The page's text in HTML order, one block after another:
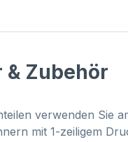
& Zubehör
verwenden Sie
mit 1-zeiligem